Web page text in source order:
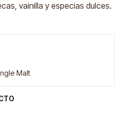
vainilla y especias dulces.
Malt